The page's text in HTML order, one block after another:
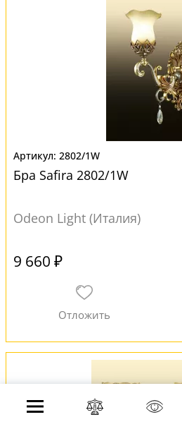
2802/1W
Бра Safira 2802/1W
Odeon Light (Италия)
9 660 ₽